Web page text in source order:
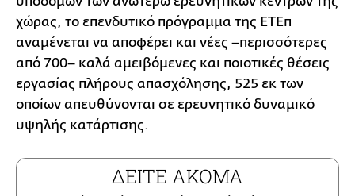
χώρας, το επενδυτικό πρόγραμμα της ΕΤΕπ
αναμένεται να αποφέρει και νέες –περισσότερες
από 700– καλά αμειβόμενες και ποιοτικές θέσεις
εργασίας πλήρους απασχόλησης, 525 εκ των
οποίων απευθύνονται σε ερευνητικό δυναμικό
υψηλής κατάρτισης.
ΔΕΙΤΕ ΑΚΟΜΑ